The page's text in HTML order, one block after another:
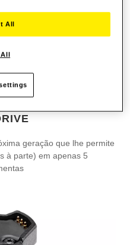
COMPATÍVEL
geração que lhe permite
à parte) em apenas 5
All
All